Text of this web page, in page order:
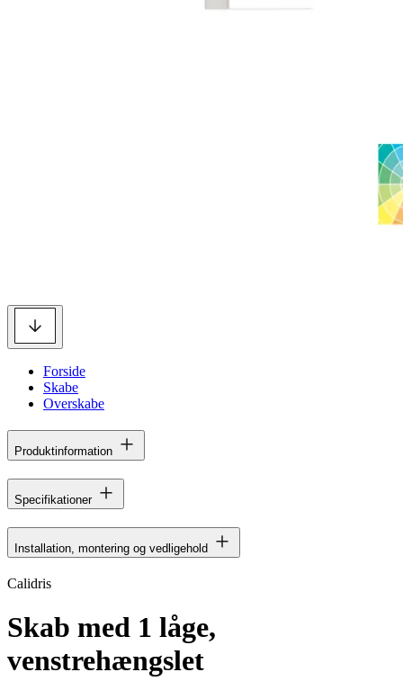
Forside
Skabe
Overskabe
Produktinformation
Specifikationer
Installation, montering og vedligehold
Calidris
Skab med 1 låge,
venstrehængslet